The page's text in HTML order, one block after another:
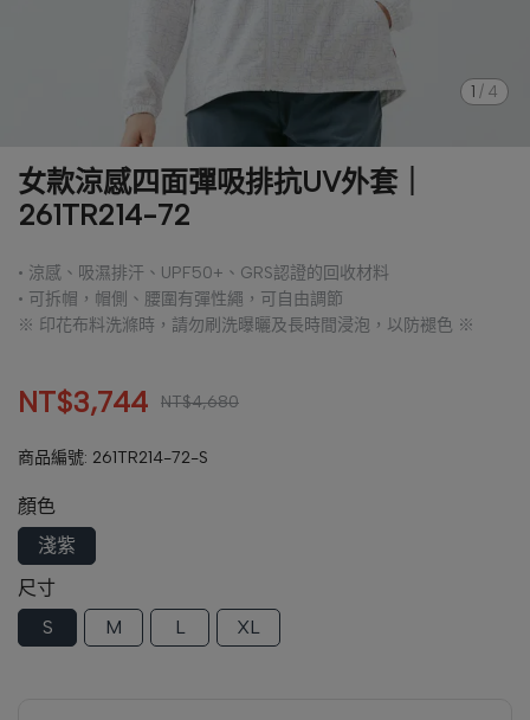
1 / 4
女款涼感四面彈吸排抗UV外套｜
261TR214-72
• 涼感、吸濕排汗、UPF50+、GRS認證的回收材料
• 可拆帽，帽側、腰圍有彈性繩，可自由調節
※ 印花布料洗滌時，請勿刷洗曝曬及長時間浸泡，以防褪色 ※
NT$3,744 NT$4,680
商品編號: 261TR214-72-S
顏色
淺紫
尺寸
S
M L XL